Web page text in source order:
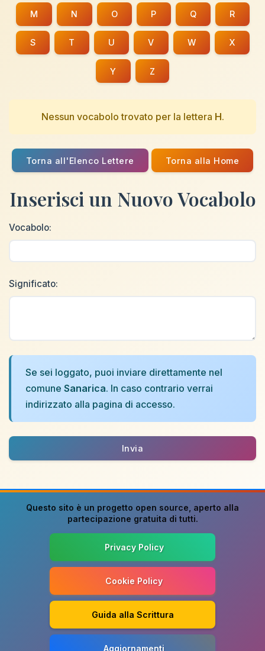
M N O P Q R
S T U V W X
Y Z
Nessun vocabolo trovato per la lettera H.
Torna all'Elenco Lettere Torna alla Home
Inserisci un Nuovo Vocabolo
Vocabolo:
Significato:
Se sei loggato, puoi inviare direttamente nel
comune Sanarica. In caso contrario verrai
indirizzato alla pagina di accesso.
Invia
Questo sito è un progetto open source , aperto alla
partecipazione gratuita di tutti.
Privacy Policy
Cookie Policy
Guida alla Scrittura
Aggiornamenti